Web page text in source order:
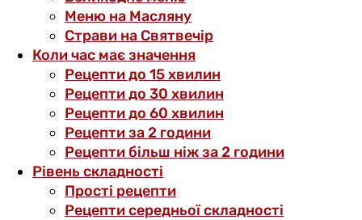
Меню на Масляну
Страви на Святвечір
Коли час має значення
Рецепти до 15 хвилин
Рецепти до 30 хвилин
Рецепти до 60 хвилин
Рецепти за 2 години
Рецепти більш ніж за 2 години
Рівень складності
Прості рецепти
Рецепти середньої складності